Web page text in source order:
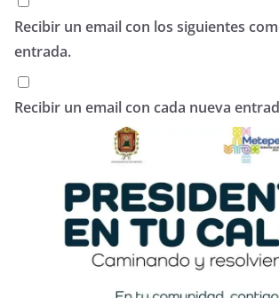
Recibir un email con los siguientes
entrada.
Recibir un email con cada nueva